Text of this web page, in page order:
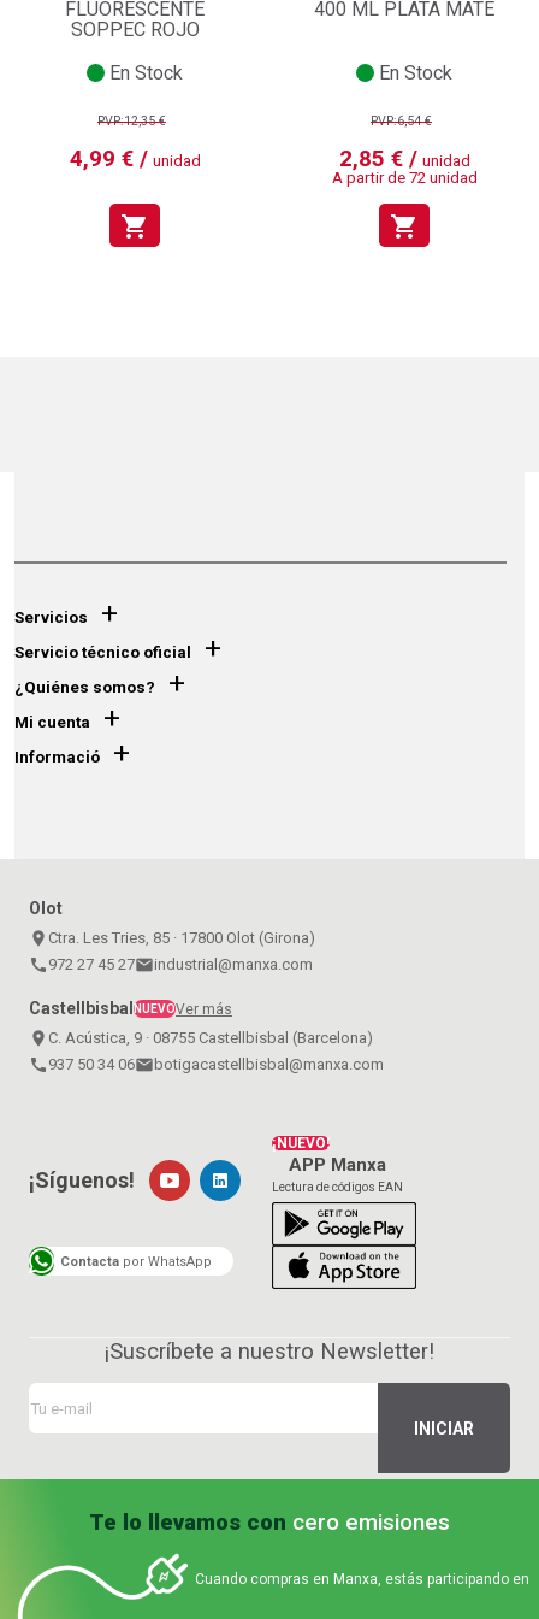
FLUORESCENTE
SOPPEC ROJO
En Stock
PVP:12,35 €
4,99 € / unidad
shopping_cart
400 ML PLATA MATE
En Stock
PVP:6,54 €
2,85 € / unidad
A partir de 72 unidad
shopping_cart
Servicios +
Servicio técnico oficial +
¿Quiénes somos? +
Mi cuenta +
Informació +
Olot
place Ctra. Les Tries, 85 · 17800 Olot (Girona)
call 972 27 45 27emailindustrial@manxa.com
Castellbisbal NUEVOVer más
place C. Acústica, 9 · 08755 Castellbisbal (Barcelona)
call 937 50 34 06email botigacastellbisbal@manxa.com
¡NUEVO!
APP Manxa
Lectura de códigos EAN
¡Síguenos!
Contacta por WhatsApp
¡Suscríbete a nuestro Newsletter!
Te lo llevamos con cero emisiones
Cuando compras en Manxa, estás participando en